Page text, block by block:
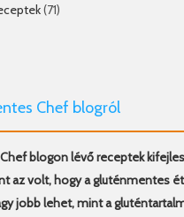
(71)
Chef blogról
blogon lévő receptek
az volt, hogy a gluténmentes
jobb lehet, mint a